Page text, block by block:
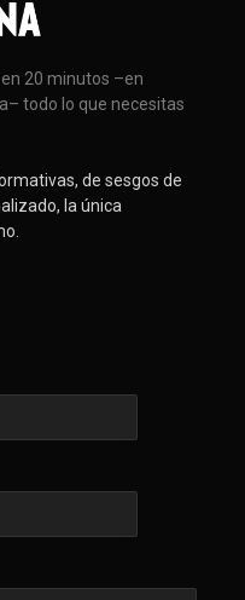
20 minutos –en
todo lo que necesitas
de sesgos de
la única